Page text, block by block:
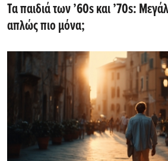
Τα παιδιά των ’60s και ’70s:
απλώς πιο μόνα;